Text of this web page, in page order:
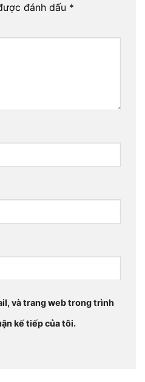
đánh dấu *
và trang web trong trình
kế tiếp của tôi.